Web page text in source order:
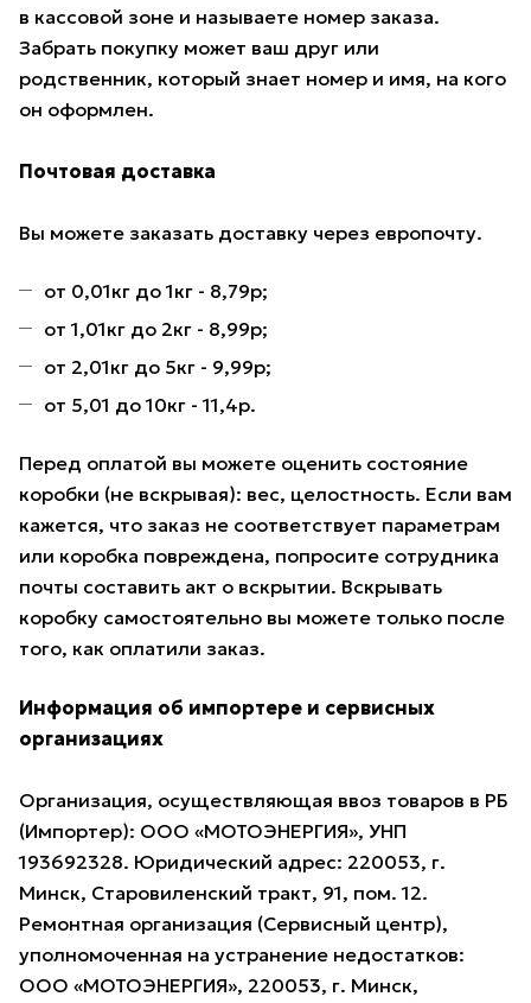
в кассовой зоне и называете номер заказа.
Забрать покупку может ваш друг или
родственник, который знает номер и имя, на кого
он оформлен.
Почтовая доставка
Вы можете заказать доставку через европочту.
от 0,01кг до 1кг - 8,79р;
от 1,01кг до 2кг - 8,99р;
от 2,01кг до 5кг - 9,99р;
от 5,01 до 10кг - 11,4р.
Перед оплатой вы можете оценить состояние
коробки (не вскрывая): вес, целостность. Если вам
кажется, что заказ не соответствует параметрам
или коробка повреждена, попросите сотрудника
почты составить акт о вскрытии. Вскрывать
коробку самостоятельно вы можете только после
того, как оплатили заказ.
Информация об импортере и сервисных
организациях
Организация, осуществляющая ввоз товаров в РБ
(Импортер): ООО «МОТОЭНЕРГИЯ», УНП
193692328. Юридический адрес: 220053, г.
Минск, Старовиленский тракт, 91, пом. 12.
Ремонтная организация (Сервисный центр),
уполномоченная на устранение недостатков:
ООО «МОТОЭНЕРГИЯ», 220053, г. Минск,